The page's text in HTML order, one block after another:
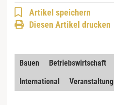
Artikel speichern
Diesen Artikel drucken
Bauen Betriebswirtschaft
International
Veranstaltung